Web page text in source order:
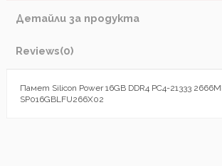
Детайли за продукта
Reviews(0)
Памет Silicon Power 16GB DDR4 PC4-21333
SP016GBLFU266X02